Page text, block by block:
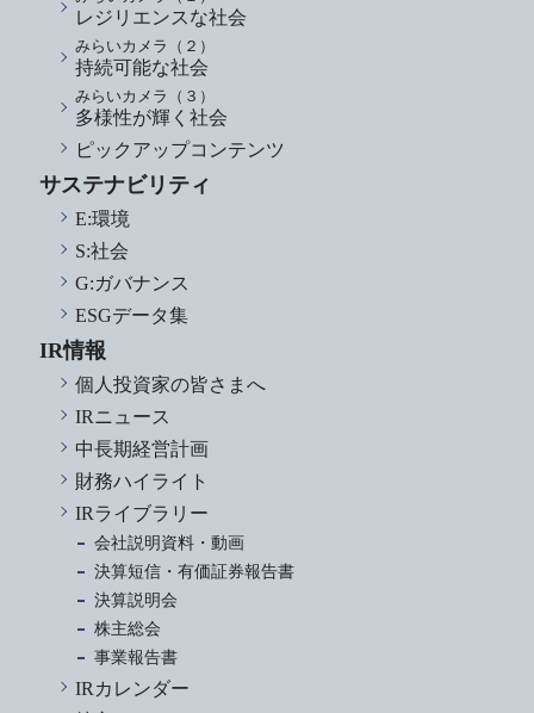
レジリエンスな社会
みらいカメラ（２）
持続可能な社会
みらいカメラ（３）
多様性が輝く社会
ピックアップコンテンツ
サステナビリティ
E:環境
S:社会
G:ガバナンス
ESGデータ集
IR情報
個人投資家の皆さまへ
IRニュース
中長期経営計画
財務ハイライト
IRライブラリー
会社説明資料・動画
決算短信・有価証券報告書
決算説明会
株主総会
事業報告書
IRカレンダー